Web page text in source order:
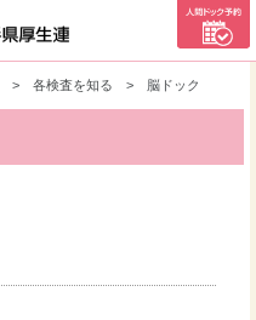
> 各検査を知る > 脳ドック